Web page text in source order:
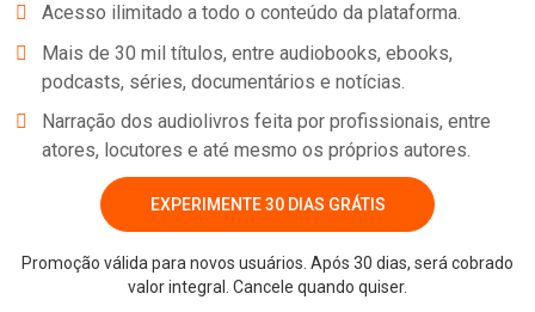
Acesso ilimitado a todo o conteúdo da plataforma.
Mais de 30 mil títulos, entre audiobooks, ebooks,
podcasts, séries, documentários e notícias.
Narração dos audiolivros feita por profissionais, entre
atores, locutores e até mesmo os próprios autores.
EXPERIMENTE 30 DIAS GRÁTIS
Promoção válida para novos usuários. Após 30 dias, será cobrado
valor integral. Cancele quando quiser.
Whatsapp Facebook Twitter E-mail